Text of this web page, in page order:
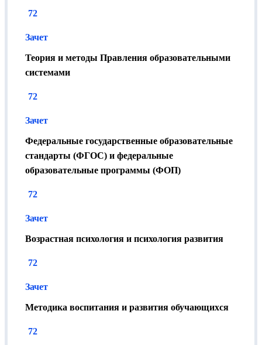
72
Зачет
Теория и методы Правления образовательными
системами
72
Зачет
Федеральные государственные образовательные
стандарты (ФГОС) и федеральные
образовательные программы (ФОП)
72
Зачет
Возрастная психология и психология развития
72
Зачет
Методика воспитания и развития обучающихся
72